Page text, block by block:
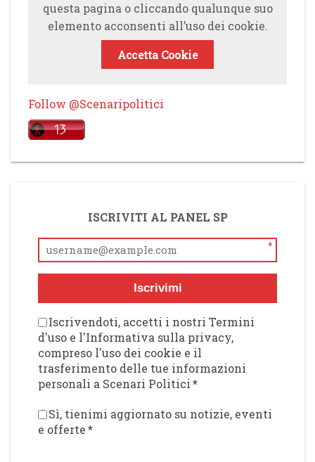
questa pagina o cliccando qualunque suo
elemento acconsenti all’uso dei cookie.
Accetta Cookie
Follow @Scenaripolitici
ISCRIVITI AL PANEL SP
*
Iscrivimi
Iscrivendoti, accetti i nostri Termini
d'uso e l'Informativa sulla privacy,
compreso l'uso dei cookie e il
trasferimento delle tue informazioni
personali a Scenari Politici*
Sì, tienimi aggiornato su notizie, eventi
e offerte*